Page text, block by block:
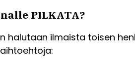
PILKATA?
halutaan ilmaista toisen